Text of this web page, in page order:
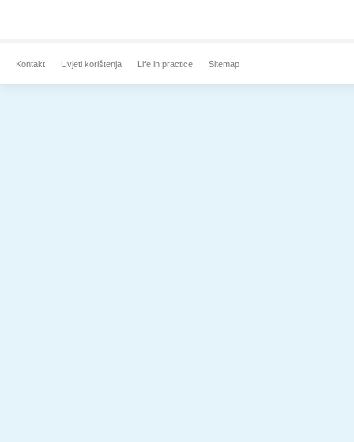
Kontakt Uvjeti korištenja Life in practice Sitemap